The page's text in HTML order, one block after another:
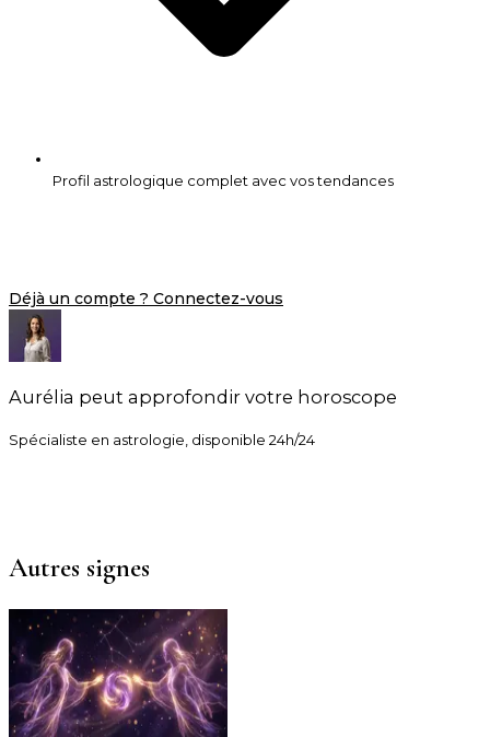
Profil astrologique complet avec vos tendances
Déjà un compte ? Connectez-vous
Aurélia peut approfondir votre horoscope
Spécialiste en astrologie, disponible 24h/24
Autres signes